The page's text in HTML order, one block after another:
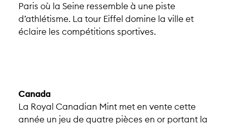
Paris où la Seine ressemble à une piste
d’athlétisme. La tour Eiffel domine la ville et
éclaire les compétitions sportives.
Canada
La Royal Canadian Mint met en vente cette
année un jeu de quatre pièces en or portant la